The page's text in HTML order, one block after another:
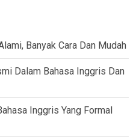
Banyak Cara Dan Mudah
Dalam Bahasa Inggris Dan
Inggris Yang Formal